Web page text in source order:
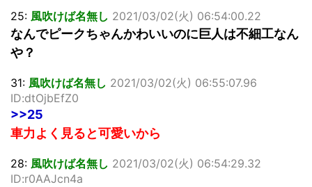
25: 風吹けば名無し 2021/03/02(火) 06:54:00.22
なんでピークちゃんかわいいのに巨人は不細工なん
や？
31: 風吹けば名無し 2021/03/02(火) 06:55:07.96
ID:dtOjbEfZ0
>>25
車力よく見ると可愛いから
28: 風吹けば名無し 2021/03/02(火) 06:54:29.32
ID:r0AAJcn4a